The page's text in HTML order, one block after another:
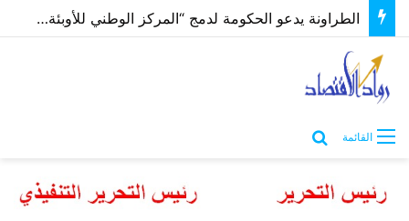
الطراونة يدعو الحكومة لدمج “المركز الوطني للأوبئة” بوزارة الصحة لتوحيد الجهود وإنهاء الازدواجية
القائمة